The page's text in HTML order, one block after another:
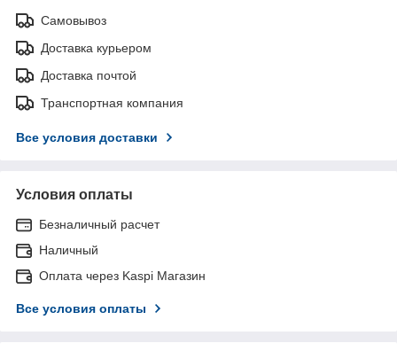
Самовывоз
Доставка курьером
Доставка почтой
Транспортная компания
Все условия доставки
Условия оплаты
Безналичный расчет
Наличный
Оплата через Kaspi Магазин
Все условия оплаты